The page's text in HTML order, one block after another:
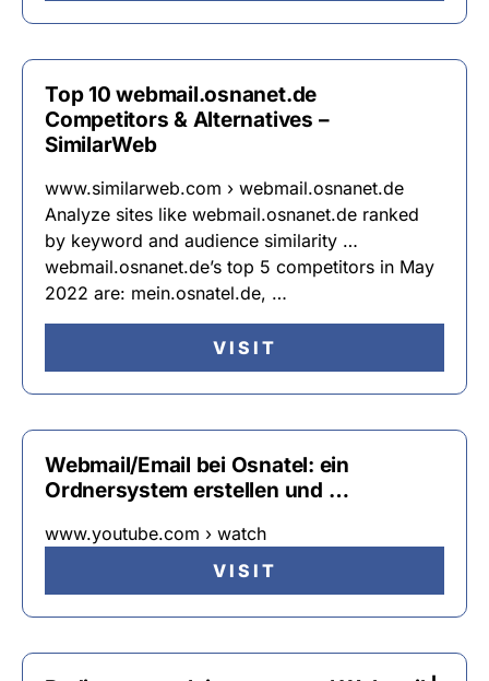
Top 10 webmail.osnanet.de
Competitors & Alternatives –
SimilarWeb
www.similarweb.com › webmail.osnanet.de
Analyze sites like webmail.osnanet.de ranked
by keyword and audience similarity …
webmail.osnanet.de’s top 5 competitors in May
2022 are: mein.osnatel.de, …
VISIT
Webmail/Email bei Osnatel: ein
Ordnersystem erstellen und …
www.youtube.com › watch
VISIT